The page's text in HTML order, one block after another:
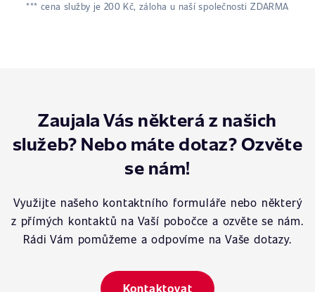
*** cena služby je 200 Kč, záloha u naší společnosti ZDARMA
Zaujala Vás některá z našich
služeb? Nebo máte dotaz? Ozvěte
se nám!
Využijte našeho kontaktního formuláře nebo některý
z přímých kontaktů na Vaší pobočce a ozvěte se nám.
Rádi Vám pomůžeme a odpovíme na Vaše dotazy.
Kontaktovat